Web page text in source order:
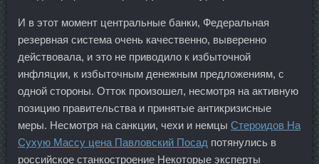
И в этот момент центральные банки, Федеральная
резервная система очень качественно, выверенно
действовала, и это не приводило к избыточной
инфляции, к избыточным денежным предложениям, с
одной стороны. Отток произошел, несмотря на активную
позицию правительства и принятые антикризисные
меры. Несмотря на санкции, чехи и немцы Стероидов На
Сухую Массу цена Павловский Посад потянулись в
российское станкостроение Некоторые эксперты